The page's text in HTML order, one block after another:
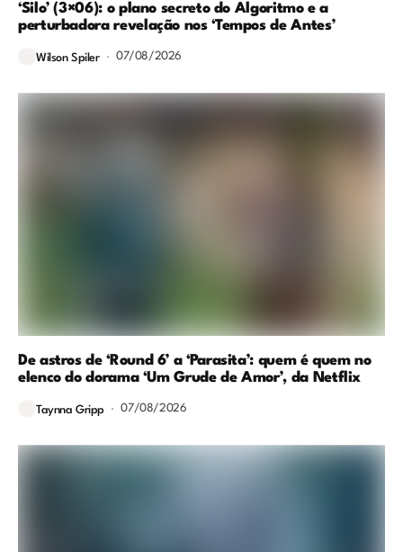
‘Silo’ (3×06): o plano secreto do Algoritmo e a
perturbadora revelação nos ‘Tempos de Antes’
Wilson Spiler 07/08/2026
De astros de ‘Round 6’ a ‘Parasita’: quem é quem no
elenco do dorama ‘Um Grude de Amor’, da Netflix
Taynna Gripp 07/08/2026